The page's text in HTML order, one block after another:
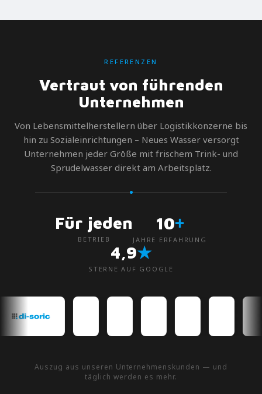
REFERENZEN
Vertraut von führenden
Unternehmen
Von Lebensmittelherstellern über Logistikkonzerne bis
hin zu Sozialeinrichtungen – Neues Wasser versorgt
Unternehmen jeder Größe mit frischem Trink- und
Sprudelwasser direkt am Arbeitsplatz.
Für jeden
BETRIEB
10+
JAHRE ERFAHRUNG
4,9★
STERNE AUF GOOGLE
Auszug aus unseren Unternehmenskunden — und
täglich werden es mehr.